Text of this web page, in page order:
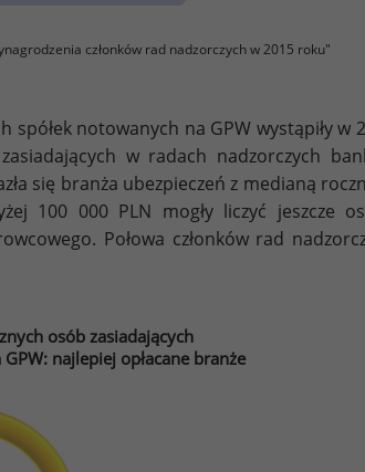
członków rad nadzorczych w 2015 roku"
notowanych na GPW wystąpiły w
w radach nadzorczych
się branża ubezpieczeń z medianą
100 000 PLN mogły liczyć jeszcze
Połowa członków rad
osób zasiadających
najlepiej opłacane branże